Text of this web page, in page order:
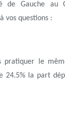
de Gauche au
vos questions :
pratiquer le
24.5% la part